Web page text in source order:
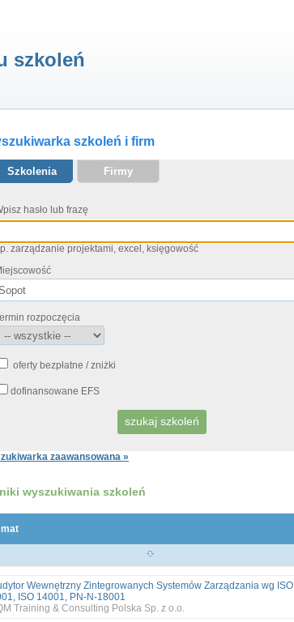
szkoleń
szkoleń i firm
Szkolenia Firmy
hasło lub frazę
zarządzanie projektami, excel, księgowość
rozpoczęcia
oferty bezpłatne / zniżki
dofinansowane EFS
zaawansowana »
wyszukiwania szkoleń
Wewnętrzny Zintegrowanych Systemów Zarządzania wg ISO
ISO 14001, PN-N-18001
Training & Consulting Polska Sp. z o.o.